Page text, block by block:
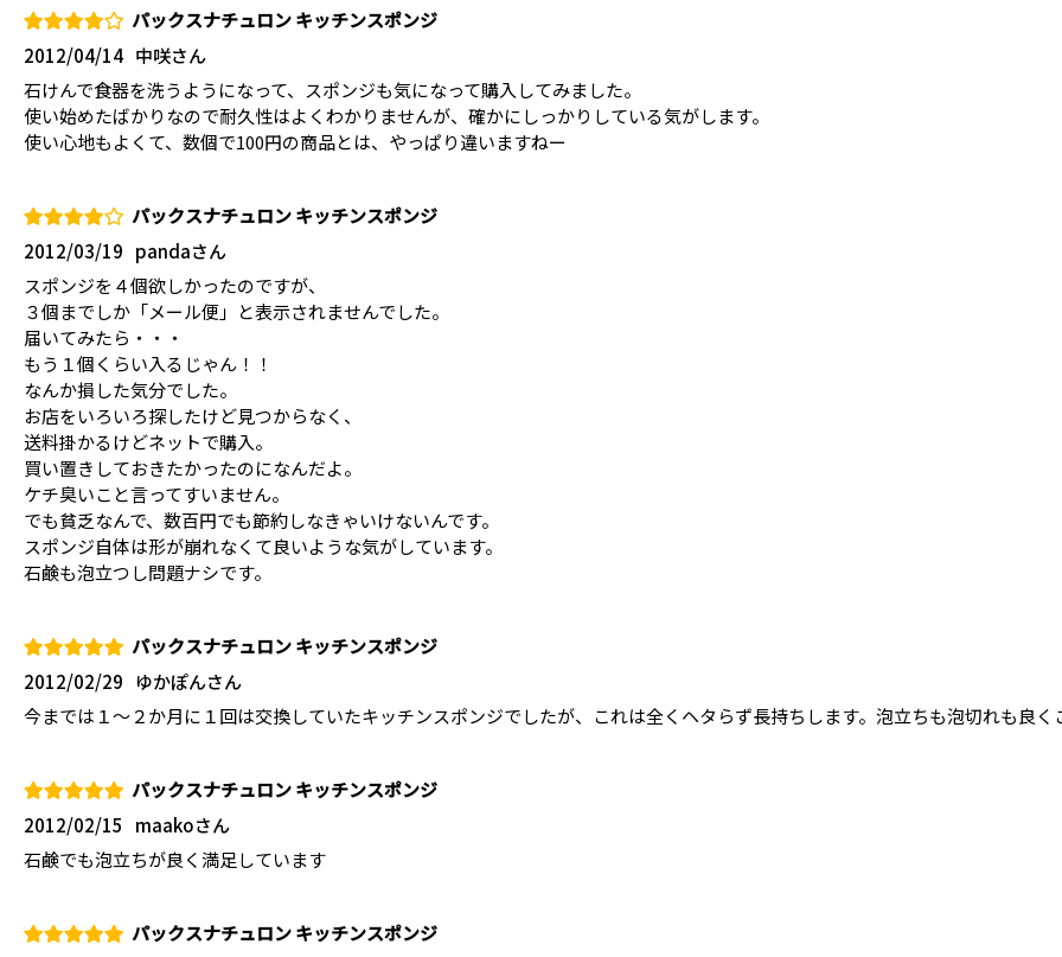
パックスナチュロン キッチンスポンジ
中咲さん
2012/04/14
石けんで食器を洗うようになって、スポンジも気になって購入してみました。
使い始めたばかりなので耐久性はよくわかりませんが、確かにしっかりしている気がします。
使い心地もよくて、数個で100円の商品とは、やっぱり違いますねー
パックスナチュロン キッチンスポンジ
pandaさん
2012/03/19
スポンジを４個欲しかったのですが、
３個までしか「メール便」と表示されませんでした。
届いてみたら・・・
もう１個くらい入るじゃん！！
なんか損した気分でした。
お店をいろいろ探したけど見つからなく、
送料掛かるけどネットで購入。
買い置きしておきたかったのになんだよ。
ケチ臭いこと言ってすいません。
でも貧乏なんで、数百円でも節約しなきゃいけないんです。
スポンジ自体は形が崩れなくて良いような気がしています。
石鹸も泡立つし問題ナシです。
パックスナチュロン キッチンスポンジ
ゆかぽんさん
2012/02/29
今までは１～２か月に１回は交換していたキッチンスポンジでしたが、これは全くヘタらず長持ちします。泡立ちも泡切れも良く
パックスナチュロン キッチンスポンジ
maakoさん
2012/02/15
石鹸でも泡立ちが良く満足しています
パックスナチュロン キッチンスポンジ